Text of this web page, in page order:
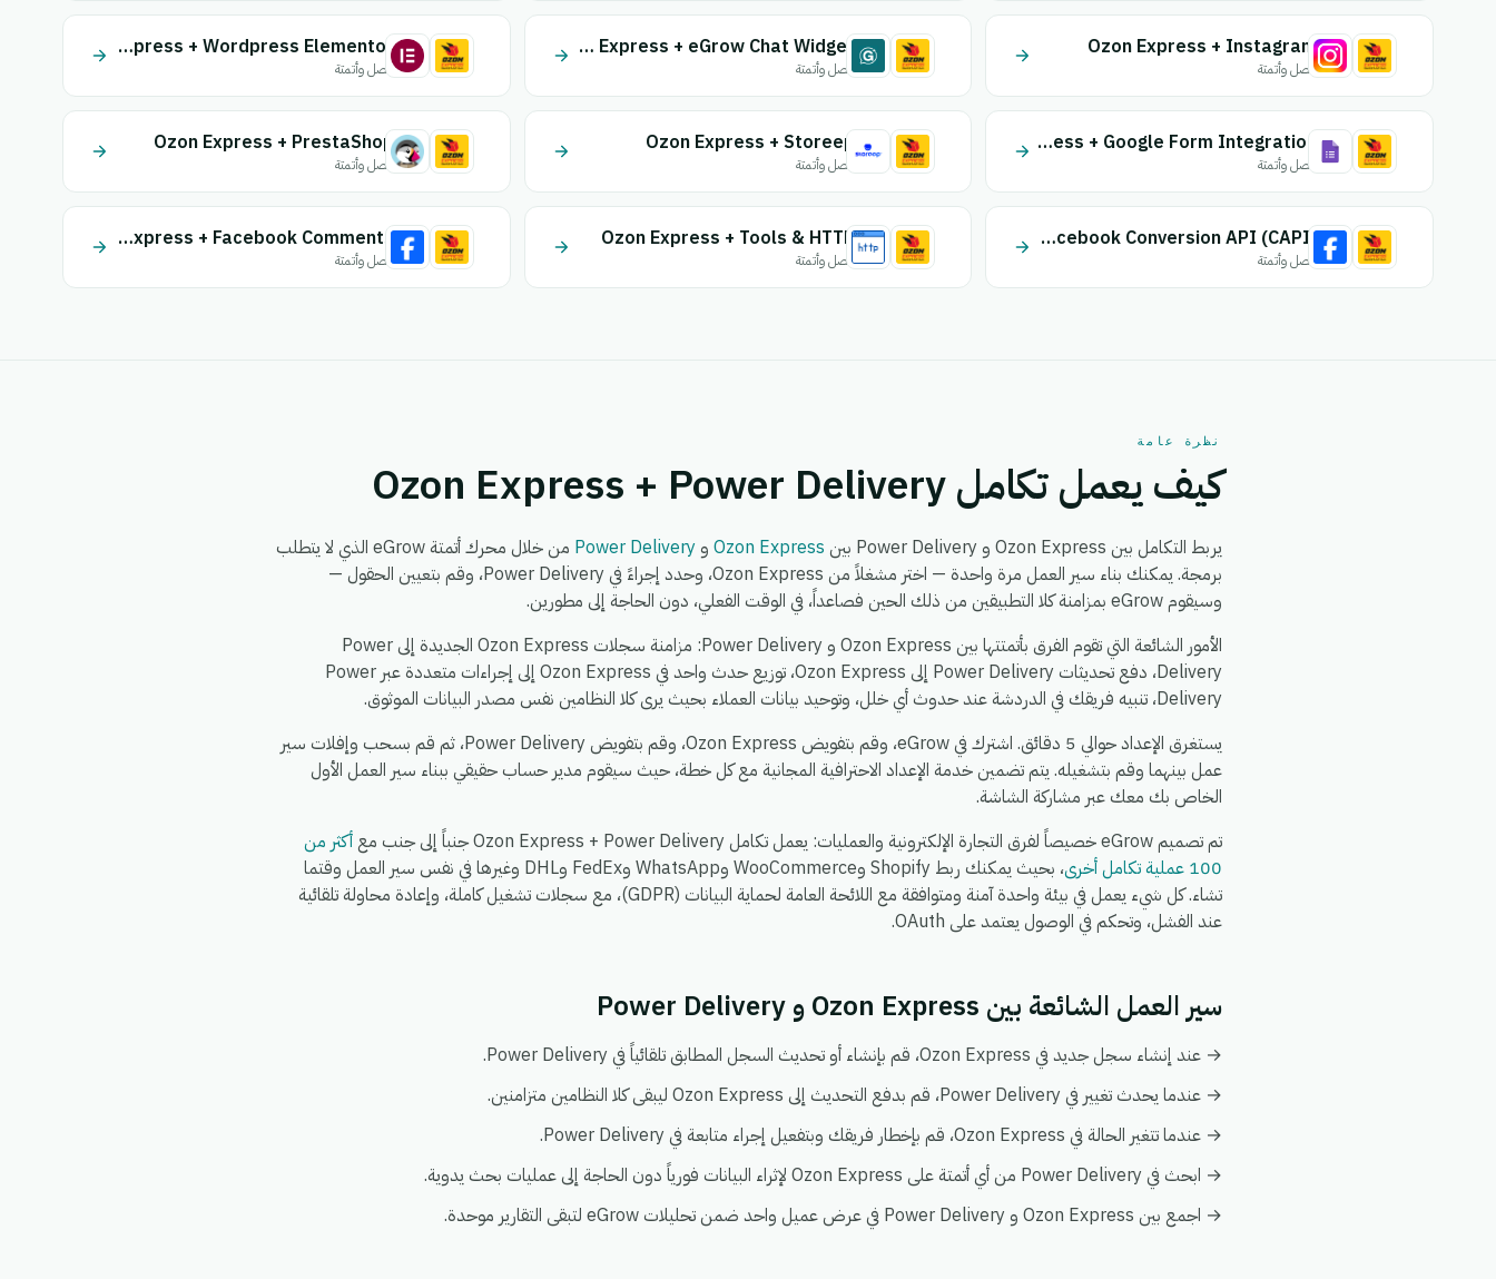
Ozon Express + Instagram
اتصل وأتمتة
Ozon Express + eGrow Chat Widget
اتصل وأتمتة
Ozon Express + Wordpress Elementor
اتصل وأتمتة
Ozon Express + Google Form Integration
اتصل وأتمتة
Ozon Express + Storeep
اتصل وأتمتة
Ozon Express + PrestaShop
اتصل وأتمتة
Ozon Express + Facebook Conversion API (CAPI)
اتصل وأتمتة
Ozon Express + Tools & HTTP
اتصل وأتمتة
Ozon Express + Facebook Comments
اتصل وأتمتة
نظرة عامة
كيف يعمل تكامل Ozon Express + Power Delivery
يربط التكامل بين Ozon Express و Power Delivery بين Ozon Express و Power Delivery
من خلال محرك أتمتة eGrow الذي لا يتطلب
برمجة. يمكنك بناء سير العمل مرة واحدة — اختر مشغلاً من Ozon Express، وحدد إجراءً في Power Delivery، وقم بتعيين الحقول —
وسيقوم eGrow بمزامنة كلا التطبيقين من ذلك الحين فصاعداً، في الوقت الفعلي، دون الحاجة إلى مطورين.
الأمور الشائعة التي تقوم الفرق بأتمتتها بين Ozon Express و Power Delivery: مزامنة سجلات Ozon Express الجديدة إلى Power
Delivery، دفع تحديثات Power Delivery إلى Ozon Express، توزيع حدث واحد في Ozon Express إلى إجراءات متعددة عبر Power
Delivery، تنبيه فريقك في الدردشة عند حدوث أي خلل، وتوحيد بيانات العملاء بحيث يرى كلا النظامين نفس مصدر البيانات الموثوق.
يستغرق الإعداد حوالي 5 دقائق. اشترك في eGrow، وقم بتفويض Ozon Express، وقم بتفويض Power Delivery، ثم قم بسحب وإفلات سير
عمل بينهما وقم بتشغيله. يتم تضمين خدمة الإعداد الاحترافية المجانية مع كل خطة، حيث سيقوم مدير حساب حقيقي ببناء سير العمل الأول
الخاص بك معك عبر مشاركة الشاشة.
تم تصميم eGrow خصيصاً لفرق التجارة الإلكترونية والعمليات: يعمل تكامل Ozon Express + Power Delivery جنباً إلى جنب مع
أكثر من
100 عملية تكامل أخرى
، بحيث يمكنك ربط Shopify وWooCommerce وWhatsApp وFedEx وDHL وغيرها في نفس سير العمل وقتما
تشاء. كل شيء يعمل في بيئة واحدة آمنة ومتوافقة مع اللائحة العامة لحماية البيانات (GDPR)، مع سجلات تشغيل كاملة، وإعادة محاولة تلقائية
عند الفشل، وتحكم في الوصول يعتمد على OAuth.
سير العمل الشائعة بين Ozon Express و Power Delivery
→ عند إنشاء سجل جديد في Ozon Express، قم بإنشاء أو تحديث السجل المطابق تلقائياً في Power Delivery.
→ عندما يحدث تغيير في Power Delivery، قم بدفع التحديث إلى Ozon Express ليبقى كلا النظامين متزامنين.
→ عندما تتغير الحالة في Ozon Express، قم بإخطار فريقك وبتفعيل إجراء متابعة في Power Delivery.
→ ابحث في Power Delivery من أي أتمتة على Ozon Express لإثراء البيانات فورياً دون الحاجة إلى عمليات بحث يدوية.
→ اجمع بين Ozon Express و Power Delivery في عرض عميل واحد ضمن تحليلات eGrow لتبقى التقارير موحدة.